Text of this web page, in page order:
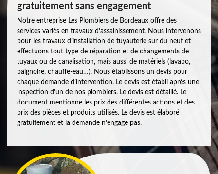
gratuitement sans engagement
Notre entreprise Les Plombiers de Bordeaux offre des
services variés en travaux d’assainissement. Nous intervenons
pour les travaux d’installation de tuyauterie sur du neuf et
effectuons tout type de réparation et de changements de
tuyaux ou de canalisation, mais aussi de matériels (lavabo,
baignoire, chauffe-eau…). Nous établissons un devis pour
chaque demande d’intervention. Le devis est établi après une
inspection d’un de nos plombiers. Le devis est détaillé. Le
document mentionne les prix des différentes actions et des
prix des pièces et produits utilisés. Le devis est élaboré
gratuitement et la demande n’engage pas.